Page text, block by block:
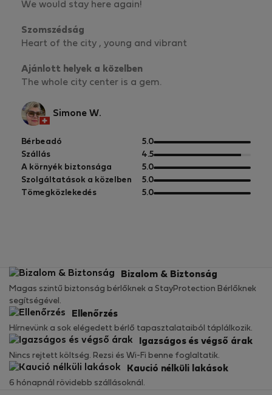
We would stay here again!
Szomszédság
Heart of the city , young and vibrant
Ajánlott helyek a közelben
The whole city center is a gem.
Simone W.
Bérbeadó 5.05
pontból
Szállás 4.55
pontból
A környék biztonsága 5.05
pontból
Szolgáltatások a közelben 5.05
pontból
Tömegközlekedés 5.05
Bizalom & Biztonság
Magas szintű biztonság bérlőknek a StayProtection Bérlőknek
segítségével.
Ellenőrzés
Hírnevünk a sok elégedett bérlő tapasztalataiból táplálkozik.
Igazságos és végső árak
Nincs rejtett költség. Rezsi és Wi-Fi benne foglaltatik.
Kaució nélküli lakások
6 hónapnál rövidebb szállásoknál.